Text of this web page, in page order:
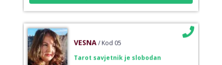
VESNA / Kod 05
Tarot savjetnik je slobodan